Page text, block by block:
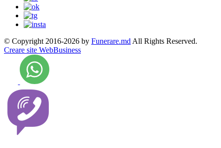
© Copyright 2016-2026 by Funerare.mdAll Rights Reserved.
Creare site WebBusiness